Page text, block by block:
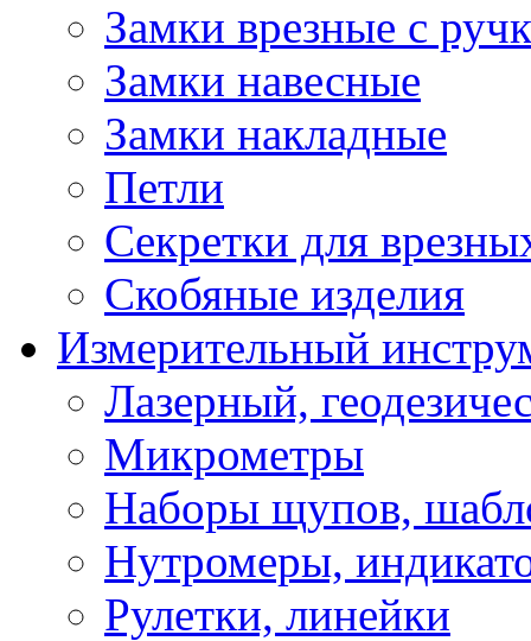
Замки врезные с
Замки навесные
Замки накладные
Петли
Секретки для
Скобяные изделия
Измерительный
Лазерный,
Микрометры
Наборы щупов,
Нутромеры,
Рулетки, линейки